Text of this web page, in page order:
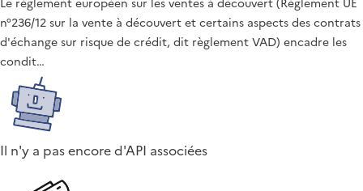
Le règlement européen sur les ventes à découvert (Règlement UE
n°236/12 sur la vente à découvert et certains aspects des contrats
d'échange sur risque de crédit, dit règlement VAD) encadre les
condit…
Il n'y a pas encore d'API associées